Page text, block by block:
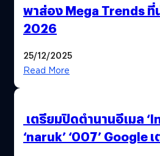
พาส่อง Mega Trends ที่
2026
25/12/2025
Read More
เตรียมปิดตำนานอีเมล
‘naruk’ ‘007’ Google